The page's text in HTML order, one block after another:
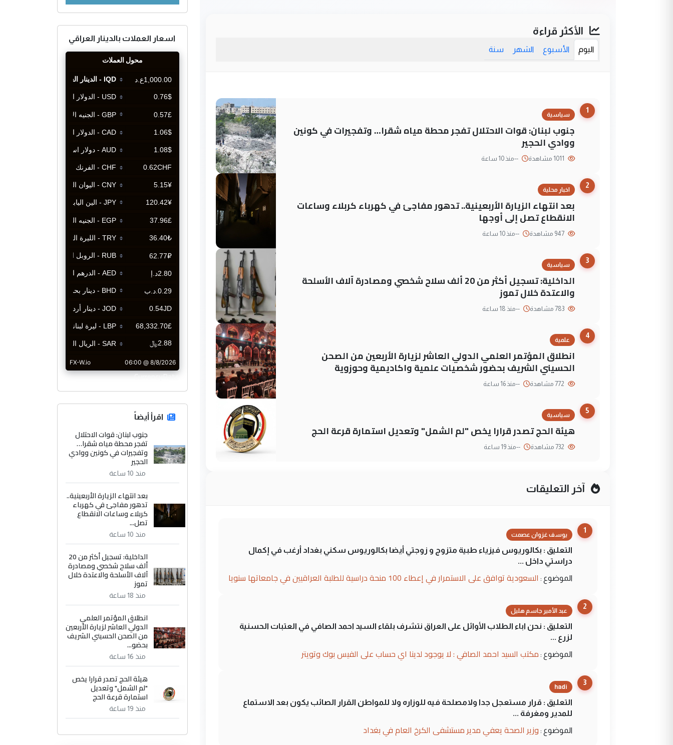
الأكثر قراءة
اليوم الأسبوع الشهر سنة
1
سياسية
جنوب لبنان: قوات الاحتلال تفجر محطة مياه شقرا… وتفجيرات في كونين
ووادي الحجير
--منذ 10 ساعة
2
اخبار محلية
بعد انتهاء الزيارة الأربعينية.. تدهور مفاجئ في كهرباء كربلاء وساعات
الانقطاع تصل إلى أوجها
--منذ 10 ساعة
3
سياسية
الداخلية: تسجيل أكثر من 20 ألف سلاح شخصي ومصادرة آلاف الأسلحة
والاعتدة خلال تموز
--منذ 18 ساعة
4
علمية
انطلاق المؤتمر العلمي الدولي العاشر لزيارة الأربعين من الصحن
الحسيني الشريف بحضور شخصيات علمية واكاديمية وحوزوية
--منذ 16 ساعة
5
سياسية
هيئة الحج تصدر قرارا يخص "لم الشمل" وتعديل استمارة قرعة الحج
--منذ 19 ساعة
آخر التعليقات
1
يوسف غزوان عصمت
التعليق : بكالوريوس فيزياء طبية متزوج و زوجتي أيضا بكالوريوس سكني بغداد أرغب في إكمال
دراستي داخل ...
الموضوع : السعودية توافق على الاستمرار في إعطاء 100 منحة دراسية للطلبة العراقيين في جامعاتها سنويا
2
عبد الأمير جاسم هليل
التعليق : نحن اباء الطلاب الأوائل على العراق نتشرف بلقاء السيد احمد الصافي في العتبات الحسنية
لزرع ...
الموضوع : مكتب السيد احمد الصافي : لا يوجود لدينا اي حساب على الفيس بوك وتويتر
3
hadi
التعليق : قرار مستعجل جدا ولامصلحة فيه للوزاره ولا للمواطن القرار الصائب يكون بعد الاستماع
للمدير ومغرفة ...
الموضوع : وزير الصحة يعفي مدير مستشفى الكرخ العام في بغداد
اسعار العملات بالدينار العراقي
CurrencyRate
اقرأ أيضاً
جنوب لبنان: قوات الاحتلال
تفجر محطة مياه شقرا…
وتفجيرات في كونين ووادي
الحجير
منذ 10 ساعة
بعد انتهاء الزيارة الأربعينية..
تدهور مفاجئ في كهرباء
كربلاء وساعات الانقطاع
تصل...
منذ 10 ساعة
الداخلية: تسجيل أكثر من 20
ألف سلاح شخصي ومصادرة
آلاف الأسلحة والاعتدة خلال
تموز
منذ 18 ساعة
انطلاق المؤتمر العلمي
الدولي العاشر لزيارة الأربعين
من الصحن الحسيني الشريف
بحضو...
منذ 16 ساعة
هيئة الحج تصدر قرارا يخص
"لم الشمل" وتعديل
استمارة قرعة الحج
منذ 19 ساعة